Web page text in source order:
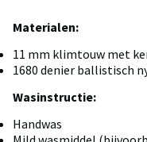
Materialen:
11 mm klimtouw met
1680 denier ballistisch
Wasinstructie:
Handwas